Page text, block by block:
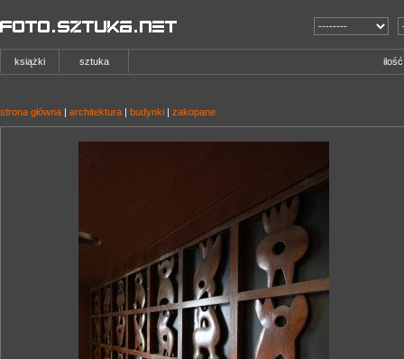
książki sztuka
strona główna | architektura | budynki | zakopane